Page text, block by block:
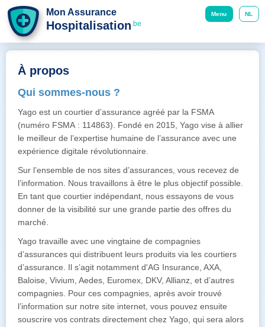
Mon Assurance
Hospitalisation.be
NL
Menu
À propos
Qui sommes-nous ?
Yago est un courtier d’assurance agréé par la FSMA
(numéro FSMA : 114863). Fondé en 2015, Yago vise à allier
le meilleur de l’expertise humaine de l’assurance avec une
expérience digitale révolutionnaire.
Sur l’ensemble de nos sites d’assurances, vous recevez de
l’information. Nous travaillons à être le plus objectif possible.
En tant que courtier indépendant, nous essayons de vous
donner de la visibilité sur une grande partie des offres du
marché.
Yago travaille avec une vingtaine de compagnies
d’assurances qui distribuent leurs produits via les courtiers
d’assurance. Il s’agit notamment d'AG Insurance, AXA,
Baloise, Vivium, Aedes, Euromex, DKV, Allianz, et d’autres
compagnies. Pour ces compagnies, après avoir trouvé
l’information sur notre site internet, vous pouvez ensuite
souscrire vos contrats directement chez Yago, qui sera alors